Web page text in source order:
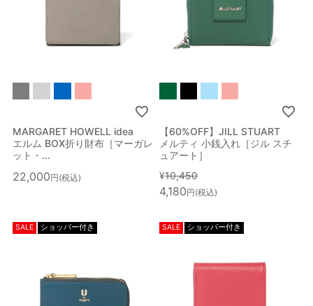
カラー
ピンク系
MARGARET HOWELL idea
エルム BOX折り財布［マーガレ
ット・...
22,000 税込
【60%OFF】JILL STUART
メルティ 小銭入れ［ジル スチ
ュアート］
¥10,450
4,180 税込
SALE ショッパー付き SALE ショッパー付き